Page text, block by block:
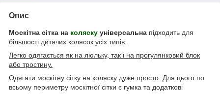
Опис
Москітна сітка на коляску універсальна підходить для
більшості дитячих колясок усіх типів.
Легко одягається як на люльку, так і на прогулянковий блок
або тростину.
Одягати москітну сітку на коляску дуже просто. Для цього по
всьому периметру москітної сітки є гумка та додаткові